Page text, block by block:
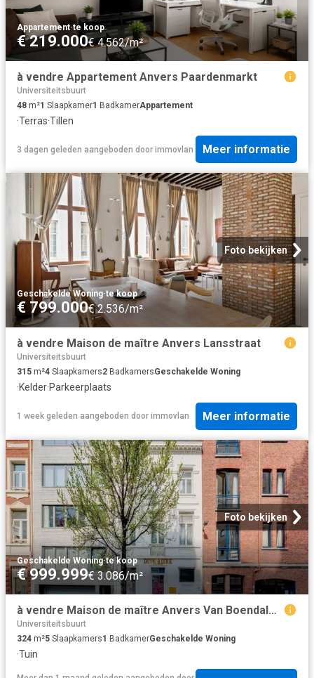
Appartement·te koop
€ 219.000€ 4.562/m²
à vendre Appartement Anvers Paardenmarkt
Universiteitsbuurt
48 m²1 Slaapkamer1 BadkamerAppartement
·Terras·Tillen
3 dagen geleden aangeboden door immovlan Meer informatie
Foto bekijken
Geschakelde Woning·te koop
€ 799.000€ 2.536/m²
à vendre Maison de maître Anvers Lansstraat
Universiteitsbuurt
315 m²4 Slaapkamers2 BadkamersGeschakelde Woning
·Kelder·Parkeerplaats
1 week geleden aangeboden door immovlan Meer informatie
Foto bekijken
Geschakelde Woning·te koop
€ 999.999€ 3.086/m²
à vendre Maison de maître Anvers Van Boendalestraat
Universiteitsbuurt
324 m²5 Slaapkamers1 BadkamerGeschakelde Woning
·Tuin